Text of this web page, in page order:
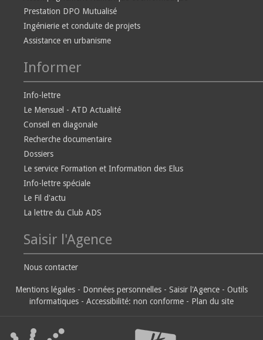
Prestation DPO Mutualisé
Ingénierie et conduite de projets
Assistance en urbanisme
Informer
Info-lettre
Le Mensuel - ATD Actualité
Conseil en diagonale
Recherche documentaire
Dossiers
Le service Formation et Information des Elus
Info-lettre spéciale
Le Fil d'actu
La lettre du Club ADS
Saisir l'Agence
Nous contacter
Mentions légales - Données personnelles - Saisir l'Agence - Outils
informatiques - Accessibilité: non conforme - Plan du site